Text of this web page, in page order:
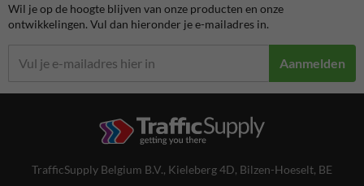
Wil je op de hoogte blijven van onze producten en onze
ontwikkelingen. Vul dan hieronder je e-mailadres in.
Aanmelden
TrafficSupply Belgium B.V., Kieleberg 4D, Bilzen-Hoeselt, BE